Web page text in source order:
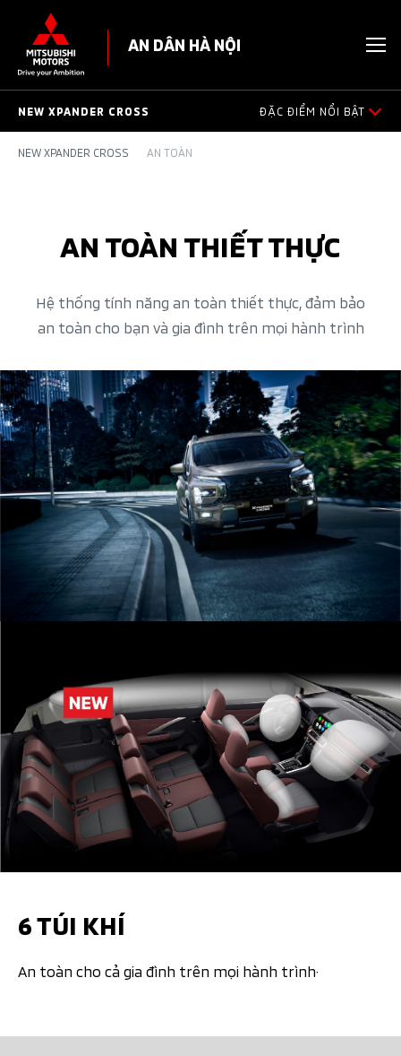
AN DÂN HÀ NỘI
NEW XPANDER CROSS ĐẶC ĐIỂM NỔI BẬT
TRANG BỊ
AN TOÀN​
PHỤ KIỆN CHÍNH HÃNG
NEW XPANDER CROSS AN TOÀN
AN TOÀN THIẾT THỰC​
Hệ thống tính năng an toàn thiết thực, đảm bảo
an toàn cho bạn và gia đình trên mọi hành trình​
6 TÚI KHÍ
An toàn cho cả gia đình trên mọi hành trình· ​